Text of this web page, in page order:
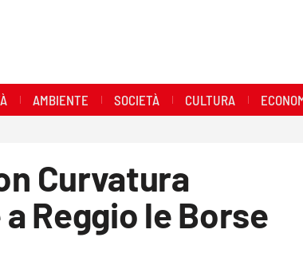
AMBIENTE SOCIETÀ CULTURA
Curvatura
Reggio le Borse